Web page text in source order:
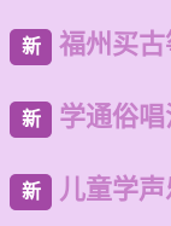
新 福州买
新 学通俗
新 儿童学